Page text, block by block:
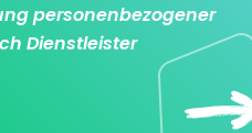
personenbezogener
Dienstleister